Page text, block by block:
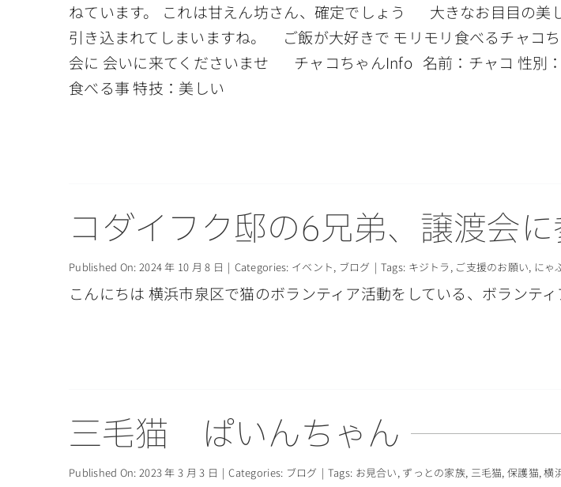
ねています。 これは甘えん坊さん、確定でしょう 大きなお目目の美
引き込まれてしまいますね。 ご飯が大好きで モリモリ食べるチャコ
会に 会いに来てくださいませ チャコちゃんInfo 名前：チャコ 性別
食べる事 特技：美しい
コダイフク邸の6兄弟、譲渡会
Published On: 2024 年 10 月 8 日 | Categories: イベント, ブログ | Tags: キジトラ , ご支援のお願い, にゃ
こんにちは 横浜市泉区で猫のボランティア活動をしている、ボランテ
三毛猫 ぱいんちゃん
Published On: 2023 年 3 月 3 日 | Categories: ブログ | Tags: お見合い, ずっとの家族, 三毛猫, 保護猫,横